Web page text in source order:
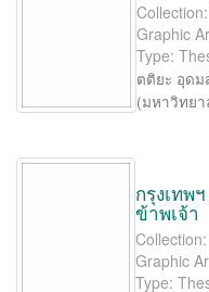
Graphic
Type:
ตติยะ อุดม
(มหาวิทย
กรุงเทพ
ข้าพเจ้า
Graphic
Type: